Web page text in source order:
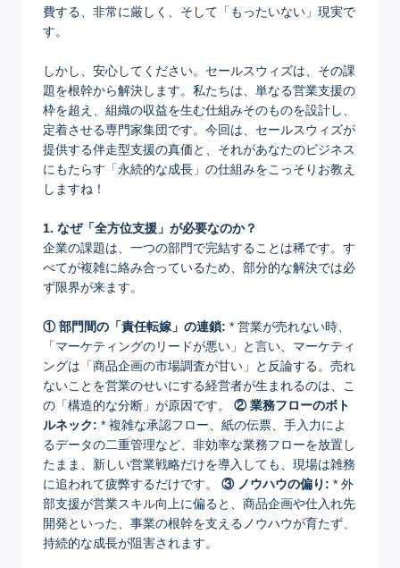
費する、非常に厳しく、そして「もったいない」現実で
す。
しかし、安心してください。セールスウィズは、その課
題を根幹から解決します。私たちは、単なる営業支援の
枠を超え、組織の収益を生む仕組みそのものを設計し、
定着させる専門家集団です。今回は、セールスウィズが
提供する伴走型支援の真価と、それがあなたのビジネス
にもたらす「永続的な成長」の仕組みをこっそりお教え
しますね！
1. なぜ「全方位支援」が必要なのか？
企業の課題は、一つの部門で完結することは稀です。す
べてが複雑に絡み合っているため、部分的な解決では必
ず限界が来ます。
① 部門間の「責任転嫁」の連鎖: * 営業が売れない時、
「マーケティングのリードが悪い」と言い、マーケティ
ングは「商品企画の市場調査が甘い」と反論する。売れ
ないことを営業のせいにする経営者が生まれるのは、こ
の「構造的な分断」が原因です。 ② 業務フローのボト
ルネック: * 複雑な承認フロー、紙の伝票、手入力によ
るデータの二重管理など、非効率な業務フローを放置し
たまま、新しい営業戦略だけを導入しても、現場は雑務
に追われて疲弊するだけです。 ③ ノウハウの偏り: * 外
部支援が営業スキル向上に偏ると、商品企画や仕入れ先
開発といった、事業の根幹を支えるノウハウが育たず、
持続的な成長が阻害されます。